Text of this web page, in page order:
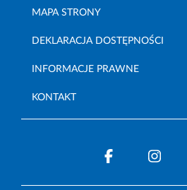
MAPA STRONY
DEKLARACJA DOSTĘPNOŚCI
INFORMACJE PRAWNE
KONTAKT